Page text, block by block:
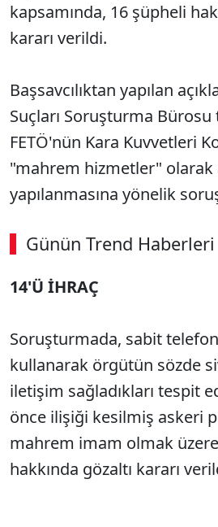
kapsamında, 16 şüpheli
kararı verildi.
Başsavcılıktan yapılan
Suçları Soruşturma Bürosu
FETÖ'nün Kara Kuvvetleri
"mahrem hizmetler" olarak
yapılanmasına yönelik
Günün Trend Haberleri
14'Ü İHRAÇ
Soruşturmada, sabit telefon
kullanarak örgütün sözde
iletişim sağladıkları tespit
önce ilişiği kesilmiş askeri
mahrem imam olmak
hakkında gözaltı kararı